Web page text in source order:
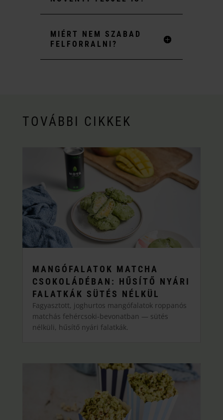
MIÉRT NEM SZABAD
FELFORRALNI?
TOVÁBBI CIKKEK
MANGÓFALATOK MATCHA
CSOKOLÁDÉBAN: HŰSÍTŐ NYÁRI
FALATKÁK SÜTÉS NÉLKÜL
Fagyasztott, joghurtos mangófalatok roppanós
matchás fehércsoki-bevonatban — sütés
nélküli, hűsítő nyári falatkák.